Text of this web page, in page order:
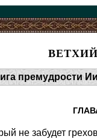
премудрости
не забудет